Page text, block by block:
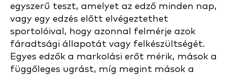
egyszerű teszt, amelyet az edző minden nap,
vagy egy edzés előtt elvégeztethet
sportolóival, hogy azonnal felmérje azok
fáradtsági állapotát vagy felkészültségét.
Egyes edzők a markolási erőt mérik, mások a
függőleges ugrást, míg megint mások a